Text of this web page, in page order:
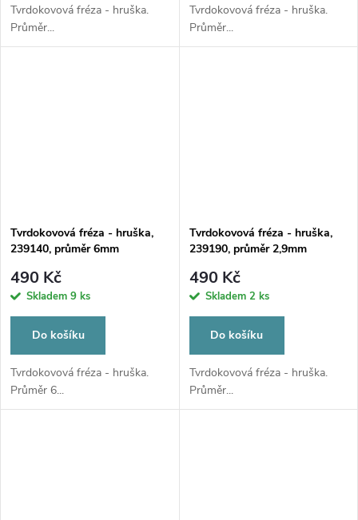
Tvrdokovová fréza - hruška.
Průměr...
Tvrdokovová fréza - hruška.
Průměr...
Tvrdokovová fréza - hruška,
239140, průměr 6mm
490 Kč
Skladem 9 ks
Do košíku
Tvrdokovová fréza - hruška.
Průměr 6...
Tvrdokovová fréza - hruška,
239190, průměr 2,9mm
490 Kč
Skladem 2 ks
Do košíku
Tvrdokovová fréza - hruška.
Průměr...